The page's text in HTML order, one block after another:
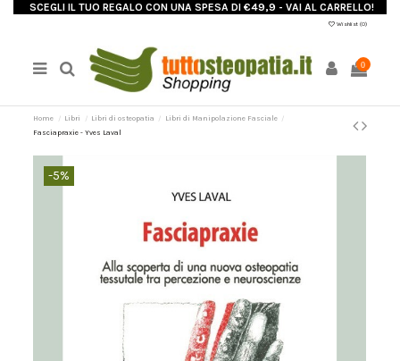
SCEGLI IL TUO REGALO CON UNA SPESA DI €49,9 - VAI AL CARRELLO!
Wishlist (0)
0
Home Libri Libri di osteopatia
Libri di Manipolazione Fasciale
Fasciapraxie - Yves Laval
-5%